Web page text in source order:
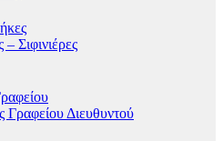
– Σιφινιέρες
Γραφείου Διευθυντού